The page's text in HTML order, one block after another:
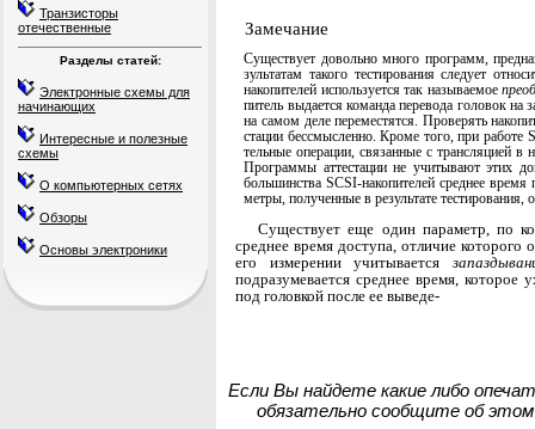
Транзисторы
отечественные
Разделы статей:
Электронные схемы для
начинающих
Интересные и полезные
схемы
О компьютерных сетях
Обзоры
Основы электроники
Замечание
Существует довольно много программ,
зультатам такого тестирования следует
накопителей используется так называемое
питель выдается команда перевода головок на
на самом деле переместятся. Проверять
стации бессмысленно. Кроме того, при
тельные операции, связанные с трансляцией
Программы аттестации не учитывают этих
большинства SCSI-накопителей среднее
метры, полученные в результате
Существует еще один параметр, по
среднее время доступа, отличие которого
его измере­нии учитывается
подразумевается среднее время, которое
под головкой после ее выведе-
Если Вы найдете какие либо
обязательно сообщите об